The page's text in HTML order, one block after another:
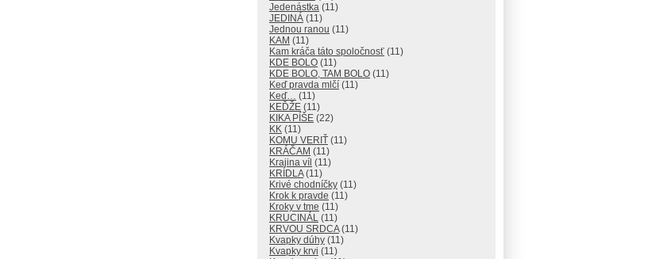
Jedenástka (11)
JEDINÁ (11)
Jednou ranou (11)
KAM (11)
Kam kráča táto spoločnosť (11)
KDE BOLO (11)
KDE BOLO, TAM BOLO (11)
Keď pravda mlčí (11)
Keď… (11)
KEĎŽE (11)
KIKA PÍŠE (22)
KK (11)
KOMU VERIŤ (11)
KRÁČAM (11)
Krajina víl (11)
KRÍDLA(11)
Krivé chodníčky (11)
Krok k pravde (11)
Kroky v tme (11)
KRUCINÁL (11)
KRVOU SRDCA(11)
Kvapky dúhy (11)
Kvapky krvi (11)